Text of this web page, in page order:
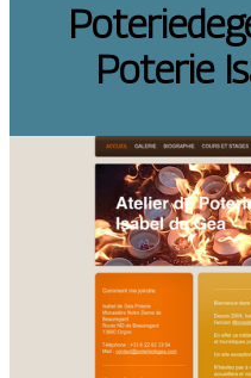
Poterie